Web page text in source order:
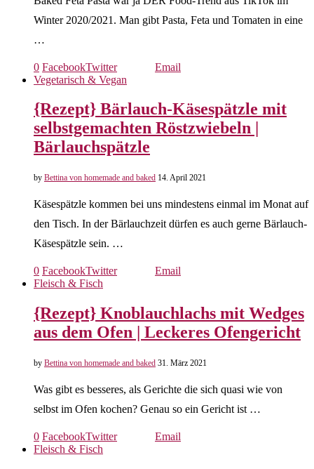
Winter 2020/2021. Man gibt Pasta, Feta und Tomaten in eine
…
0 FacebookTwitter
Email
Vegetarisch & Vegan
{Rezept} Bärlauch-Käsespätzle mit
selbstgemachten Röstzwiebeln |
Bärlauchspätzle
by Bettina von homemade and baked 14. April 2021
Käsespätzle kommen bei uns mindestens einmal im Monat auf
den Tisch. In der Bärlauchzeit dürfen es auch gerne Bärlauch-
Käsespätzle sein. …
0 FacebookTwitter
Email
Fleisch & Fisch
{Rezept} Knoblauchlachs mit Wedges
aus dem Ofen | Leckeres Ofengericht
by Bettina von homemade and baked 31. März 2021
Was gibt es besseres, als Gerichte die sich quasi wie von
selbst im Ofen kochen? Genau so ein Gericht ist …
0 FacebookTwitter
Email
Fleisch & Fisch